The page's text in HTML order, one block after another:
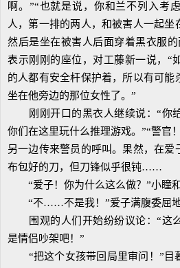
啊。”“也就是说，你和兰不列入考
人，第一排的两人，和被害人一起坐
然后是坐在被害人后面穿着黑衣服
表示刚刚的座位，对工藤新一说，“
的人都有安全杆保护着，所以有可能
坐在他旁边的那位女性了。”
刚刚开口的黑衣人继续说：“你
你们在这里玩什么推理游戏。”“警官
另一边传来警员的呼叫。果然，在爱
布包好的刀，但刀锋似乎很钝……
“爱子！你为什么这么做？”小瞳和
“不……不是我！”爱子满腹委屈地
围观的人们开始纷纷议论：“这
是情侣吵架吧！”
“把这个女孩带回局里审问！”目